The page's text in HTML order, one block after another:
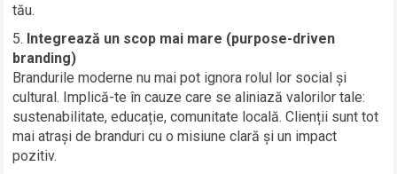
tău.
Integrează un scop mai mare (purpose-driven
branding)
Brandurile moderne nu mai pot ignora rolul lor social și
cultural. Implică-te în cauze care se aliniază valorilor tale:
sustenabilitate, educație, comunitate locală. Clienții sunt tot
mai atrași de branduri cu o misiune clară și un impact
pozitiv.